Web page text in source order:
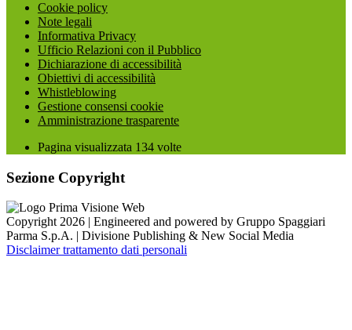
Cookie policy
Note legali
Informativa Privacy
Ufficio Relazioni con il Pubblico
Dichiarazione di accessibilità
Obiettivi di accessibilità
Whistleblowing
Gestione consensi cookie
Amministrazione trasparente
Pagina visualizzata 134 volte
Sezione Copyright
Copyright 2026 | Engineered and powered by Gruppo Spaggiari
Parma S.p.A. | Divisione Publishing & New Social Media
Disclaimer trattamento dati personali